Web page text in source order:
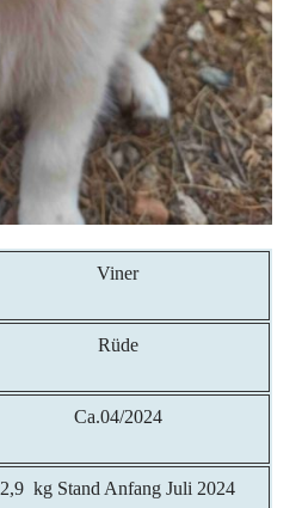
Viner
Rüde
Ca.04/2024
2,9 kg Stand Anfang Juli 2024